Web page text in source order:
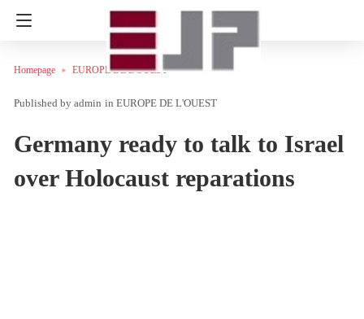
Homepage EUROPE DE L'OUEST
admin in EUROPE DE L'OUEST
Germany ready to talk to Israel
over Holocaust reparations